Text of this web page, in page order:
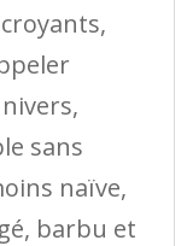
sans
naïve,
barbu et